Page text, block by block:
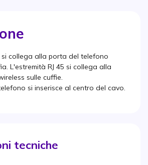
si collega alla porta del telefono
L'estremità RJ 45 si collega alla
sulle cuffie.
si inserisce al centro del cavo.
tecniche